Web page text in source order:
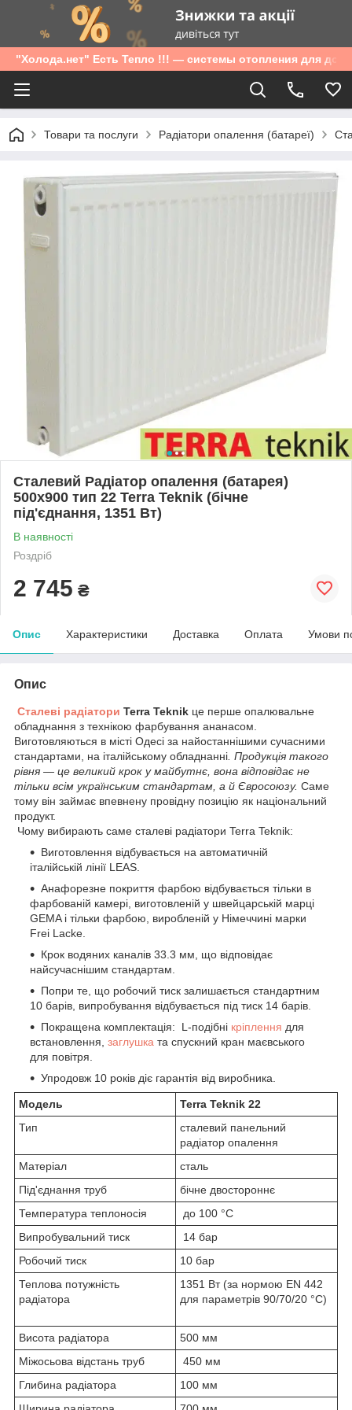
"Холода.нет" Есть Тепло !!! — системы отопления для дома
Товари та послуги Радіатори опалення (батареї)
Сталевий Радіатор опалення (батарея)
500x900 тип 22 Terra Teknik (бічне
під'єднання, 1351 Вт)
В наявності
Роздріб
2 745 ₴
Опис Характеристики Доставка Оплата Умови
Опис
Сталеві радіатори Terra Teknik це перше опалювальне
обладнання з технікою фарбування ананасом.
Виготовляються в місті Одесі за найостаннішими сучасними
стандартами, на італійському обладнанні . Продукція такого
рівня — це великий крок у майбутнє, вона відповідає не
тільки всім українським стандартам, а й Євросоюзу. Саме
тому він займає впевнену провідну позицію як національний
продукт.
Чому вибирають саме сталеві радіатори Terra Teknik:
Виготовлення відбувається на автоматичній
італійській лінії LEAS.
Анафорезне покриття фарбою відбувається тільки в
фарбованій камері, виготовленій у швейцарській марці
GEMA і тільки фарбою, виробленій у Німеччині марки
Frei Lacke.
Крок водяних каналів 33.3 мм, що відповідає
найсучаснішим стандартам.
Попри те, що робочий тиск залишається стандартним
10 барів, випробування відбувається під тиск 14 барів.
Покращена комплектація: L-подібні кріплення для
встановлення, заглушка та спускний кран маєвського
для повітря.
Упродовж 10 років діє гарантія від виробника.
Модель
Terra Teknik 22
Тип
сталевий панельний
радіатор опалення
Матеріал
сталь
Під'єднання труб
бічне двостороннє
Температура теплоносія
до 100 °C
Випробувальний тиск
14 бар
Робочий тиск
10 бар
Теплова потужність
радіатора
1351 Вт (за нормою EN 442
для параметрів 90/70/20 °C)
Висота радіатора
500 мм
Міжосьова відстань труб
450 мм
Глибина радіатора
100 мм